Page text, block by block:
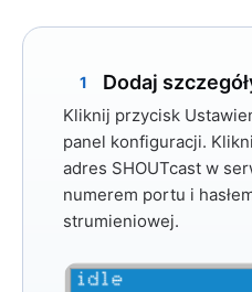
1 Dodaj
Kliknij przycisk
panel konfiguracji.
adres SHOUTcast w
numerem portu i
strumieniowej.